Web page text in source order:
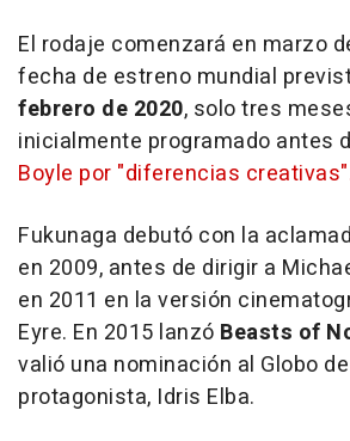
El rodaje comenzará en marzo
fecha de estreno mundial
febrero de 2020, solo tres
inicialmente programado antes
Boyle por "diferencias
Fukunaga debutó con la
en 2009, antes de dirigir a
en 2011 en la versión
Eyre. En 2015 lanzó Beasts of
valió una nominación al Globo
protagonista, Idris Elba.